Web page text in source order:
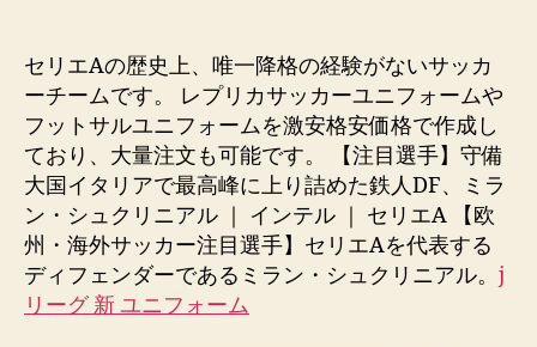
entrada
entrada
セリエAの歴史上、唯一降格の経験がないサッカ
ーチームです。 レプリカサッカーユニフォームや
フットサルユニフォームを激安格安価格で作成し
ており、大量注文も可能です。 【注目選手】守備
大国イタリアで最高峰に上り詰めた鉄人DF、ミラ
ン・シュクリニアル ｜ インテル ｜ セリエA 【欧
州・海外サッカー注目選手】セリエAを代表する
ディフェンダーであるミラン・シュクリニアル。 j
リーグ 新 ユニフォーム